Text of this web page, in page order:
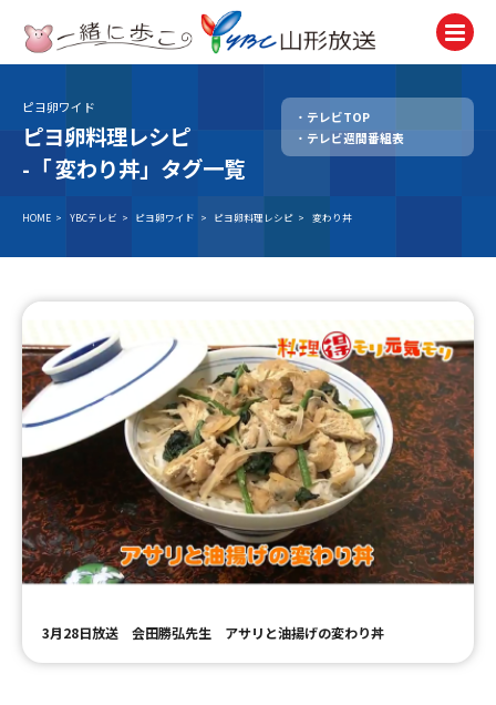
テレビ
TV
ニュース
Announcer
イベント
Event
試写会・プレゼント
Present
ＹＢＣオンデマンド
ピヨ卵ワイド
ピヨ卵料理レシピ
-「変わり丼」タグ一覧
テレビTOP
テレビ週間番組表
HOME > YBCテレビ > ピヨ卵ワイド > ピヨ卵料理レシピ > 変わり丼
3月28日放送 会田勝弘先生 アサリと油揚げの変わり丼